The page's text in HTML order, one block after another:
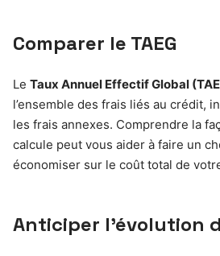
Comparer le TAEG
Le Taux Annuel Effectif Global
l’ensemble des frais liés au crédit,
les frais annexes. Comprendre la
calcule peut vous aider à faire un
économiser sur le coût total de
Anticiper l’évolution